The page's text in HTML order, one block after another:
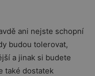
ani nejste schopní
budou tolerovat,
a jinak si budete
také dostatek